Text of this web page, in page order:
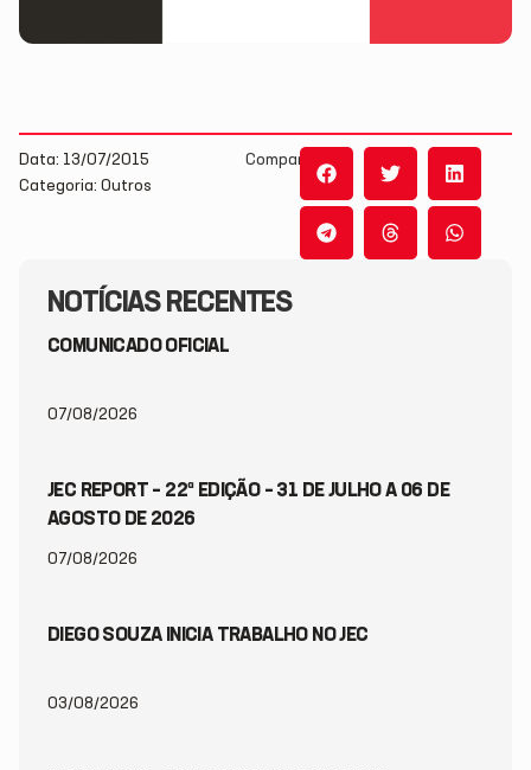
NOTÍCIAS RECENTES
COMUNICADO OFICIAL
07/08/2026
JEC REPORT – 22ª EDIÇÃO – 31 DE JULHO A 06 DE
AGOSTO DE 2026
07/08/2026
DIEGO SOUZA INICIA TRABALHO NO JEC
03/08/2026
Data: 13/07/2015
Categoria: Outros
Compartilhe: